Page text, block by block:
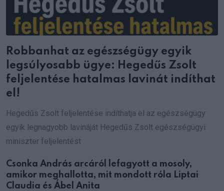
Robbanhat az egészségügy egyik
legsúlyosabb ügye: Hegedűs Zsolt
feljelentése hatalmas lavinát indíthat
el!
Hegedűs Zsolt feljelentése indíthatja el az egészségügy
egyik legnagyobb lavináját Hegedűs Zsolt egészségügyi
miniszter feljelentést
Csonka András arcáról lefagyott a mosoly,
amikor meghallotta, mit mondott róla Liptai
Claudia és Ábel Anita